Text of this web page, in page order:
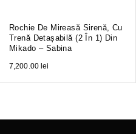
Rochie De Mireasă Sirenă, Cu
Trenă Detașabilă (2 În 1) Din
Mikado – Sabina
7,200.00lei